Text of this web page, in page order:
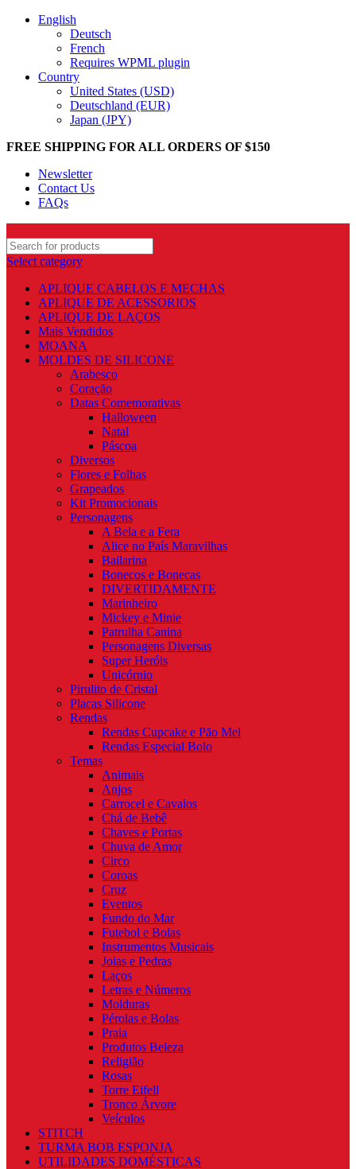
English
Deutsch
French
Requires WPML plugin
Country
United States (USD)
Deutschland (EUR)
Japan (JPY)
FREE SHIPPING FOR ALL ORDERS OF $150
Newsletter
Contact Us
FAQs
Select category
APLIQUE CABELOS E MECHAS
APLIQUE DE ACESSORIOS
APLIQUE DE LAÇOS
Mais Vendidos
MOANA
MOLDES DE SILICONE
Arabesco
Coração
Datas Comemorativas
Halloween
Natal
Páscoa
Diversos
Flores e Folhas
Grapeados
Kit Promocionais
Personagens
A Bela e a Fera
Alice no País Maravilhas
Bailarina
Bonecos e Bonecas
DIVERTIDAMENTE
Marinheiro
Mickey e Minie
Patrulha Canina
Personagens Diversas
Super Heróis
Unicórnio
Pirulito de Cristal
Placas Silicone
Rendas
Rendas Cupcake e Pão Mel
Rendas Especial Bolo
Temas
Animais
Anjos
Carrocel e Cavalos
Chá de Bebê
Chaves e Portas
Chuva de Amor
Circo
Coroas
Cruz
Eventos
Fundo do Mar
Futebol e Bolas
Instrumentos Musicais
Joias e Pedras
Laços
Letras e Números
Molduras
Pérolas e Bolas
Praia
Produtos Beleza
Religião
Rosas
Torre Eifell
Tronco Árvore
Veículos
STITCH
TURMA BOB ESPONJA
UTILIDADES DOMÉSTICAS